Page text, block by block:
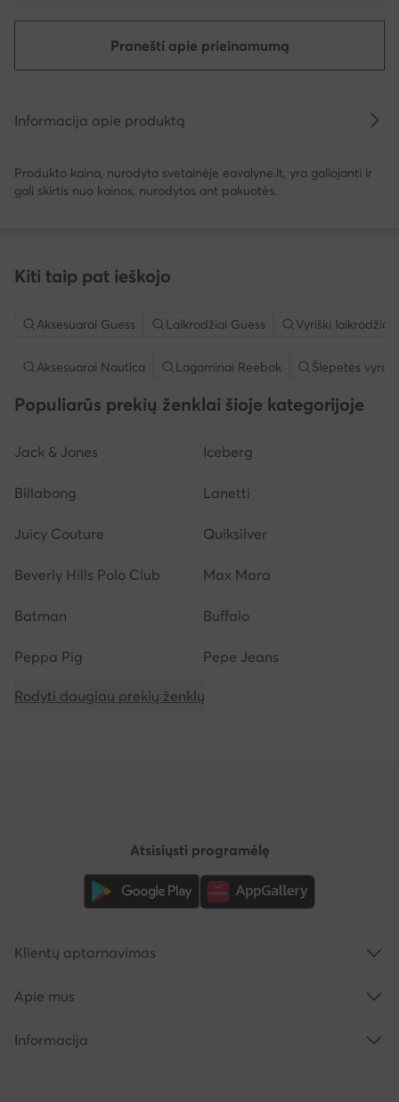
Pranešti apie prieinamumą
Informacija apie produktą
Produkto kaina, nurodyta svetainėje eavalyne.lt, yra galiojanti ir
gali skirtis nuo kainos, nurodytos ant pakuotės.
Kiti taip pat ieškojo
Aksesuarai Guess Laikrodžiai Guess Vyriški laikrodžiai
Aksesuarai Nautica Lagaminai Reebok Šlepetės
Populiarūs prekių ženklai šioje kategorijoje
Jack & Jones Iceberg
Billabong Lanetti
Juicy Couture Quiksilver
Beverly Hills Polo Club Max Mara
Batman Buffalo
Peppa Pig Pepe Jeans
Rodyti daugiau prekių ženklų
Atsisiųsti programėlę
Klientų aptarnavimas
Apie mus
Informacija